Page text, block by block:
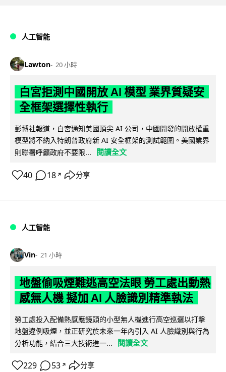
人工智能
Lawton 20 小時
白宮拒測中國開放 AI 模型 業界質疑安
全框架選擇性執行
彭博社報道，白宮通知美國頂尖 AI 公司，中國開發的開放權重
模型將不納入特朗普政府新 AI 安全框架的測試範圍。美國業界
則聯署呼籲政府不要限...
閱讀全文
40 18 ↗ 分享
人工智能
Vin 21 小時
地盤偷吸煙難逃高空法眼 勞工處出動熱
感無人機 擬加 AI 人臉識別精準執法
勞工處投入配備熱感應鏡頭的小型無人機進行高空巡邏以打擊
地盤違例吸煙，並正研究於未來一年內引入 AI 人臉識別與行為
分析功能，結合三大技術進一...
閱讀全文
229 53 ↗ 分享